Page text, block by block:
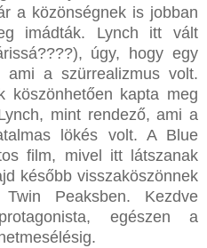
a közönségnek is jobban
imádták. Lynch itt vált
úgy, hogy egy
ami a szürrealizmus volt.
köszönhetően kapta meg
mint rendező, ami a
lökés volt. A Blue
film, mivel itt látszanak
később visszaköszönnek
Peaksben. Kezdve
egészen a